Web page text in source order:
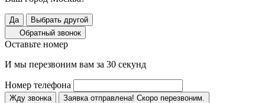
Да
Выбрать другой
Обратный звонок
Оставьте номер
И мы перезвоним вам за 30 секунд
Номер телефона
Жду звонка Заявка отправлена! Скоро перезвоним.